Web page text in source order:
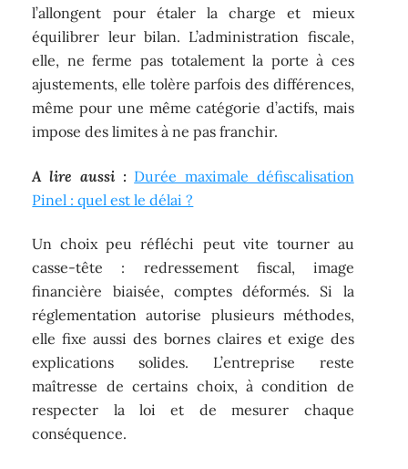
l’allongent pour étaler la charge et mieux
équilibrer leur bilan. L’administration fiscale,
elle, ne ferme pas totalement la porte à ces
ajustements, elle tolère parfois des différences,
même pour une même catégorie d’actifs, mais
impose des limites à ne pas franchir.
A lire aussi : Durée maximale défiscalisation
Pinel : quel est le délai ?
Un choix peu réfléchi peut vite tourner au
casse-tête : redressement fiscal, image
financière biaisée, comptes déformés. Si la
réglementation autorise plusieurs méthodes,
elle fixe aussi des bornes claires et exige des
explications solides. L’entreprise reste
maîtresse de certains choix, à condition de
respecter la loi et de mesurer chaque
conséquence.